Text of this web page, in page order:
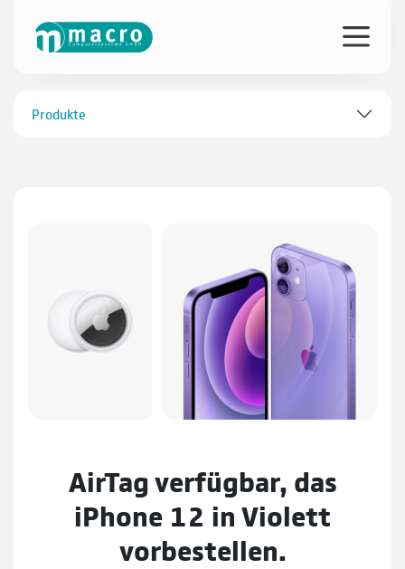
Produkte
AirTag verfügbar, das
iPhone 12 in Violett
vorbestellen.